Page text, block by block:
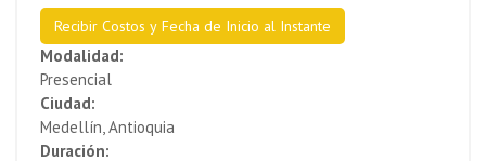
Recibir Costos y Fecha de Inicio al Instante
Modalidad:
Presencial
Ciudad:
Medellín, Antioquia
Duración: